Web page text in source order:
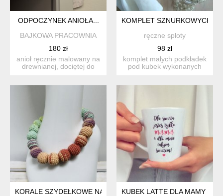
ODPOCZYNEK ANIOŁA...
BAJKOWA PRACOWNIA
180 zł
anioł ręcznie malowany na
drewnianej, dociętej do
KOMPLET SZNURKOWYCH
ręczne sploty
98 zł
komplet małych podkładek
pod kubek wykonanych
KORALE SZYDEŁKOWE NASZYJNIK BOHO HANDMADE
KUBEK LATTE DLA MAMY